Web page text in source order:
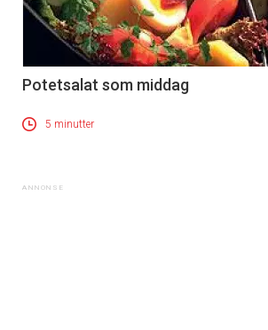
Potetsalat som middag
5 minutter